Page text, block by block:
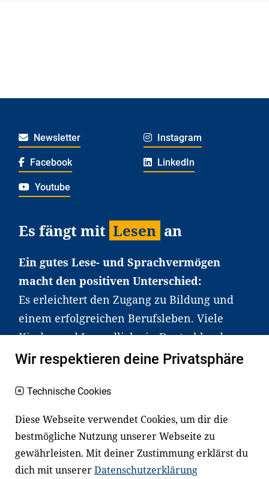
Newsletter Instagram
Facebook LinkedIn
Youtube
Es fängt mit Lesen an
Ein gutes Lese- und Sprachvermögen
macht den positiven Unterschied:
Es erleichtert den Zugang zu Bildung und
einem erfolgreichen Berufsleben. Viele
Kinder und Jugendliche in Deutschland
haben aber große Schwierigkeiten dabei.
an Familien sowie an Erzieher*innen,
Lehrer*innen und andere
Fachexpert*innen. Dafür arbeiten wir eng
mit Ministerien, wissenschaftlichen
Einrichtungen, Verbänden, Unternehmen
Wir respektieren deine Privatsphäre
Technische Cookies
Diese Webseite verwendet Cookies, um dir die
bestmögliche Nutzung unserer Webseite zu
gewährleisten. Mit deiner Zustimmung erklärst du
dich mit unsererDatenschutzerklärung